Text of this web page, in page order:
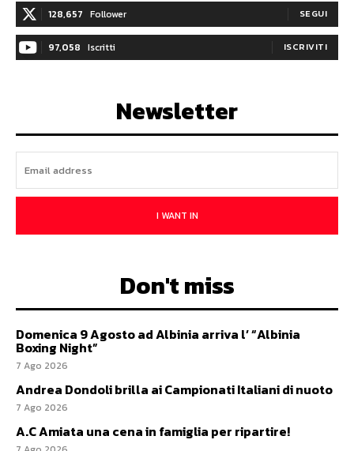
128,657 Follower SEGUI
97,058 Iscritti ISCRIVITI
Newsletter
I WANT IN
Don't miss
Domenica 9 Agosto ad Albinia arriva l’ “Albinia
Boxing Night”
7 Ago 2026
Andrea Dondoli brilla ai Campionati Italiani di nuoto
7 Ago 2026
A.C Amiata una cena in famiglia per ripartire!